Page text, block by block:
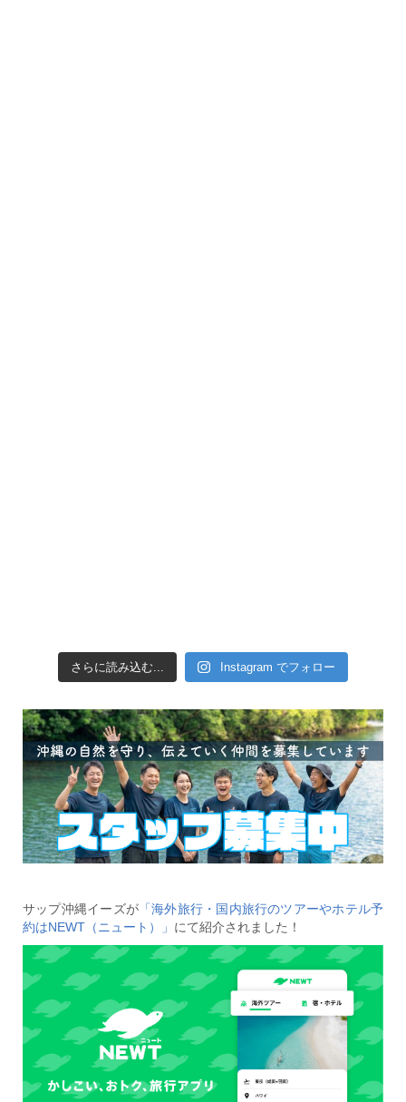
さらに読み込む... Instagram でフォロー
サップ沖縄イーズが 「海外旅行・国内旅行のツアーやホテル予
約はNEWT（ニュート）」 にて紹介されました！